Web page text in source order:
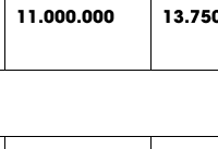
11.000.000